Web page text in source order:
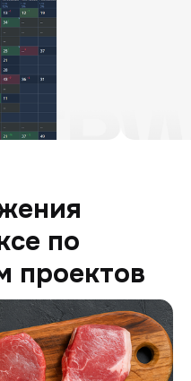
по
проектов